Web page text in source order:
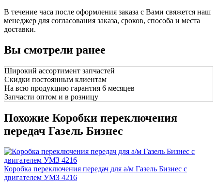
В течение часа после оформления заказа с Вами свяжется наш
менеджер для согласования заказа, сроков, способа и места
доставки.
Вы смотрели ранее
Широкий ассортимент запчастей
Скидки постоянным клиентам
На всю продукцию гарантия 6 месяцев
Запчасти оптом и в розницу
Похожие Коробки переключения
передач Газель Бизнес
Коробка переключения передач для а/м Газель Бизнес с
двигателем УМЗ 4216